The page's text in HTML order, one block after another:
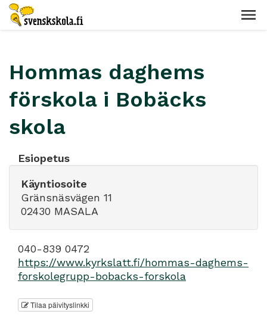
Hommas daghems
förskola i Bobäcks
skola
Esiopetus
Käyntiosoite
Gränsnäsvägen 11
02430 MASALA
040-839 0472
https://www.kyrkslatt.fi/hommas-daghems-
forskolegrupp-bobacks-forskola
Tilaa päivityslinkki